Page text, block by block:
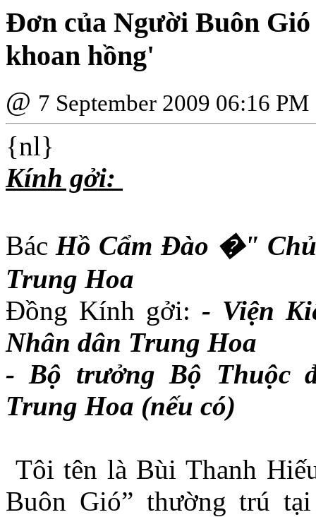
Ðơn của Người Buôn
khoan hồng'
@ 7 September 2009 06:16 PM
{nl}
Kính gởi:
BácHồ Cẩm Ðào �" Chủ
Trung Hoa
Ðồng Kính gởi: - Viện
Nhân dân Trung Hoa
- Bộ trưởng Bộ Thuộc
Trung Hoa (nếu có)
Tôi tên là Bùi Thanh
Buôn Gió” thường trú